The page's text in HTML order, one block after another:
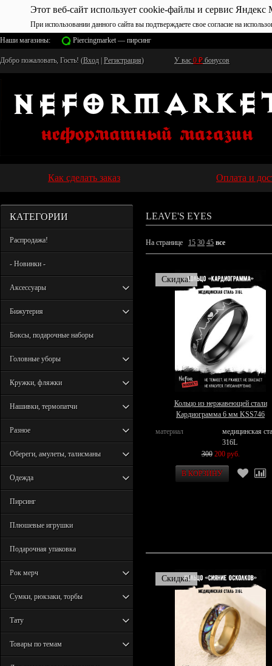
Этот веб-сайт использует cookie-файлы и сервис Яндекс
При использовании данного сайта вы подтверждаете свое согласие на
Наши магазины:
Piercingmarket — пирсинг
Добро пожаловать, Гость! (Вход Регистрация) У вас 0 ₽ бонусов
Как сделать заказ Оплата и
КАТЕГОРИИ
Распродажа!
- Новинки -
Аксессуары
Бижутерия
Боксы, подарочные наборы
Головные уборы
Кружки, фляжки
Нашивки, термопатчи
Разное
Обереги, амулеты, талисманы
Одежда
Пирсинг
Плюшевые игрушки
Подарочная упаковка
Рок мерч
Сумки, рюкзаки, торбы
Тату
Товары по темам
LEAVE'S EYES
На странице 15 30 45 все
Скидка!
Кольцо из нержавеющей стали
Кардиограмма 6 мм KSS746
материал
медицинская
316L
300 200 руб.
Скидка!